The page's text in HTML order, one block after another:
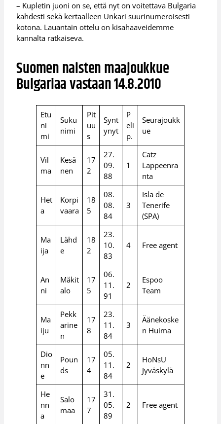
– Kupletin juoni on se, että nyt on voitettava Bulgaria
kahdesti sekä kertaalleen Unkari suurinumeroisesti
kotona. Lauantain ottelu on kisahaaveidemme
kannalta ratkaiseva.
Suomen naisten maajoukkue
Bulgariaa vastaan 14.8.2010
Etu
ni
mi
Suku
nimi
Pit
uu
s
Synt
ynyt
P
eli
p.
Seurajoukk
ue
Vil
ma
Kesä
nen
17
2
27.
09.
88
1
Catz
Lappeenra
nta
Het
a
Korpi
vaara
18
5
08.
08.
84
3
Isla de
Tenerife
(SPA)
Ma
ija
Lähd
e
18
2
23.
10.
83
4 Free agent
An
ni
Mäkit
alo
17
5
06.
11.
91
2
Espoo
Team
Ma
iju
Pekk
arine
n
17
8
23.
11.
84
3
Äänekoske
n Huima
Dio
nn
e
Poun
ds
17
4
05.
11.
84
2
HoNsU
Jyväskylä
He
nn
a
Salo
maa
17
7
31.
05.
89
2 Free agent